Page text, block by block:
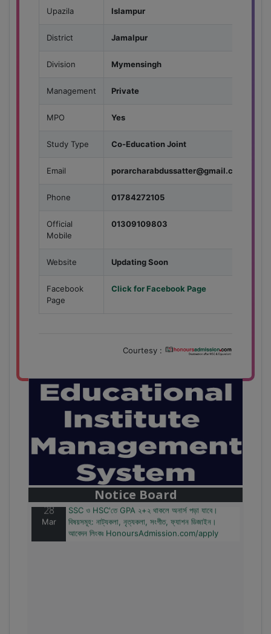
Upazila Islampur
District Jamalpur
Division Mymensingh
Management Private
MPO Yes
Study Type Co-Education Joint
Email porarcharabdussatter@gmail.com
Phone 01784272105
Official
Mobile
01309109803
Website Updating Soon
Facebook
Page
Click for Facebook Page
Courtesy :
Notice Board
২০টির অধিক বিষয়, ৪ বছরে মোট খরচ ২ লক্ষ থেকে ৫ লক্ষ টাকা।
আবেদন লিংকঃ HonoursAdmission.com/apply
28
Mar
SSC ও HSC'তে GPA ২+২ থাকলে অনার্স পড়া যাবে।
বিষয়সমূহ: নাট্যকলা, নৃত্যকলা, সংগীত, ফ্যাশন ডিজাইন।
আবেদন লিংকঃ HonoursAdmission.com/apply